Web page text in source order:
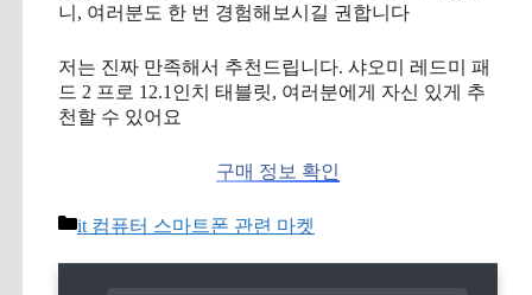
니, 여러분도 한 번 경험해보시길 권합니다
저는 진짜 만족해서 추천드립니다. 샤오미 레드미 패
드 2 프로 12.1인치 태블릿, 여러분에게 자신 있게 추
천할 수 있어요
구매 정보 확인
카
it 컴퓨터 스마트폰 관련 마켓